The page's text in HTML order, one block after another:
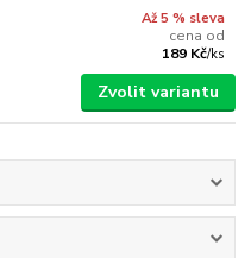
Až 5 % sleva
cena od
189 Kč/ks
Zvolit variantu